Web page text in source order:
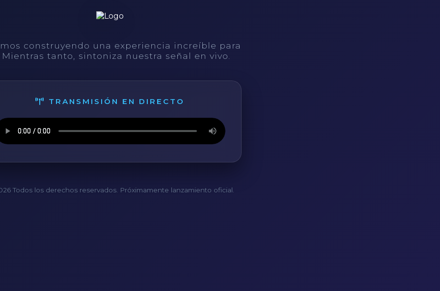
construyendo una experiencia increíble para
tanto, sintoniza nuestra señal en vivo.
TRANSMISIÓN EN DIRECTO
Todos los derechos reservados. Próximamente lanzamiento oficial.